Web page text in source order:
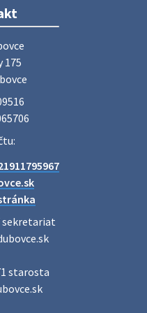
Dubovce
rodinných príslušníkov aj
termálne kúpalisko
Tím
v piatich kľúčových
krajov 2026 V obci
175
sekretariat
starosta